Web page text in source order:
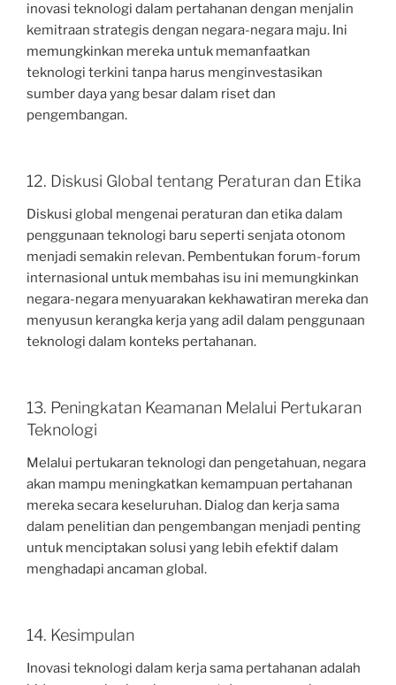
inovasi teknologi dalam pertahanan dengan menjalin
kemitraan strategis dengan negara-negara maju. Ini
memungkinkan mereka untuk memanfaatkan
teknologi terkini tanpa harus menginvestasikan
sumber daya yang besar dalam riset dan
pengembangan.
12. Diskusi Global tentang Peraturan dan Etika
Diskusi global mengenai peraturan dan etika dalam
penggunaan teknologi baru seperti senjata otonom
menjadi semakin relevan. Pembentukan forum-forum
internasional untuk membahas isu ini memungkinkan
negara-negara menyuarakan kekhawatiran mereka dan
menyusun kerangka kerja yang adil dalam penggunaan
teknologi dalam konteks pertahanan.
13. Peningkatan Keamanan Melalui Pertukaran
Teknologi
Melalui pertukaran teknologi dan pengetahuan, negara
akan mampu meningkatkan kemampuan pertahanan
mereka secara keseluruhan. Dialog dan kerja sama
dalam penelitian dan pengembangan menjadi penting
untuk menciptakan solusi yang lebih efektif dalam
menghadapi ancaman global.
14. Kesimpulan
Inovasi teknologi dalam kerja sama pertahanan adalah